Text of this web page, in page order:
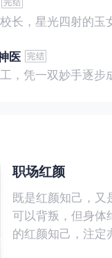
医
职场红颜
既是红颜知己，又
可以背叛，但身体
的红颜知己，注定